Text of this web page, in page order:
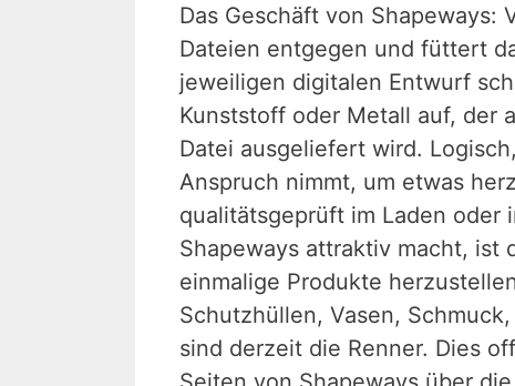
Das Geschäft von Shapeways:
Dateien entgegen und füttert
jeweiligen digitalen Entwurf
Kunststoff oder Metall auf, der
Datei ausgeliefert wird.
Anspruch nimmt, um etwas
qualitätsgeprüft im Laden oder
Shapeways attraktiv macht,
einmalige Produkte
Schutzhüllen, Vasen,
sind derzeit die Renner. Dies